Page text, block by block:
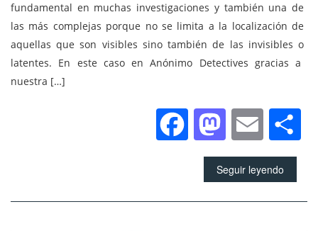
fundamental en muchas investigaciones y también una de
las más complejas porque no se limita a la localización de
aquellas que son visibles sino también de las invisibles o
latentes. En este caso en Anónimo Detectives gracias a
nuestra […]
Facebook
Seguir leyendo